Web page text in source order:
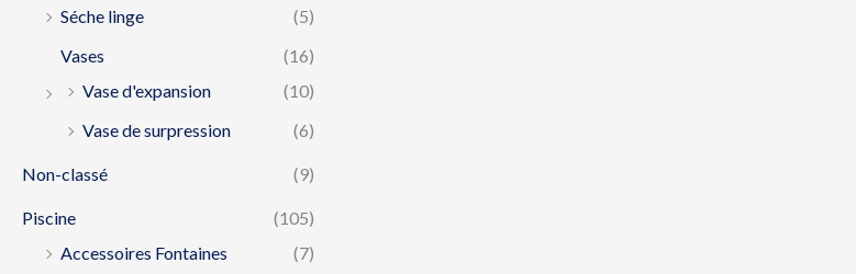
Séche linge
(5)
Vases
(16)
Vase d'expansion
(10)
Vase de surpression
(6)
Non-classé (9)
Piscine
(105)
Accessoires Fontaines
(7)